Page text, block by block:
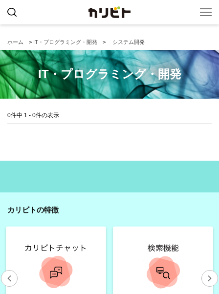
ホーム > IT・プログラミング・開発 > システム開発
IT・プログラミング・開発
0件中 1 - 0件の表示
カリビトの特徴